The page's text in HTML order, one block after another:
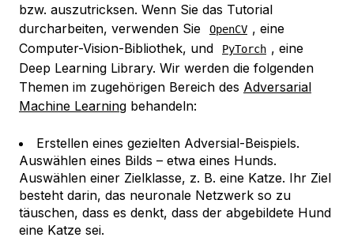
bzw. auszutricksen. Wenn Sie das Tutorial
durcharbeiten, verwenden Sie
OpenCV , eine
Computer-Vision-Bibliothek, und
PyTorch , eine
Deep Learning Library. Wir werden die folgenden
Themen im zugehörigen Bereich des Adversarial
Machine Learning behandeln:
Erstellen eines gezielten Adversial-Beispiels.
Auswählen eines Bilds – etwa eines Hunds.
Auswählen einer Zielklasse, z. B. eine Katze. Ihr Ziel
besteht darin, das neuronale Netzwerk so zu
täuschen, dass es denkt, dass der abgebildete Hund
eine Katze sei.